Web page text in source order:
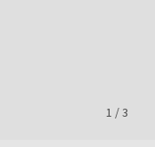
1 /3